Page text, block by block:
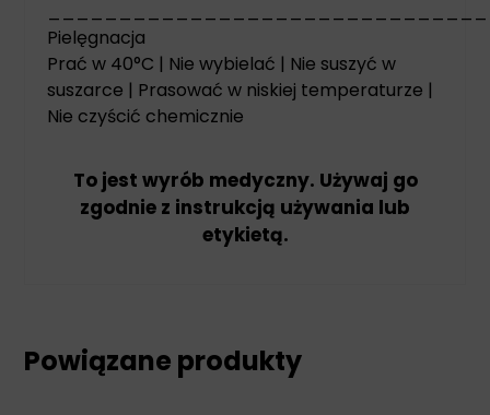
Pielęgnacja
Prać w 40°C | Nie wybielać | Nie suszyć w
suszarce | Prasować w niskiej temperaturze |
Nie czyścić chemicznie
To jest wyrób medyczny. Używaj go
zgodnie z instrukcją używania lub
etykietą.
Powiązane produkty